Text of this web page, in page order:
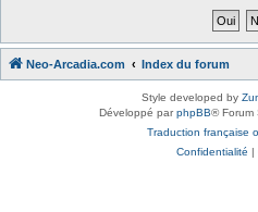
Neo-Arcadia.com Index du forum
Style developed by
Développé parphpBB® Forum
Traduction française
Confidentialité |